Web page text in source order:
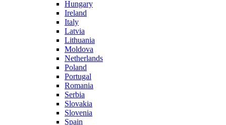
Hungary
Ireland
Italy
Latvia
Lithuania
Moldova
Netherlands
Poland
Portugal
Romania
Serbia
Slovakia
Slovenia
Spain